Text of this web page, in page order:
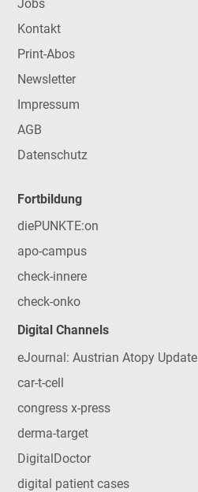
Jobs
Kontakt
Print-Abos
Newsletter
Impressum
AGB
Datenschutz
Fortbildung
diePUNKTE:on
apo-campus
check-innere
check-onko
Digital Channels
eJournal: Austrian Atopy Update
car-t-cell
congress x-press
derma-target
DigitalDoctor
digital patient cases